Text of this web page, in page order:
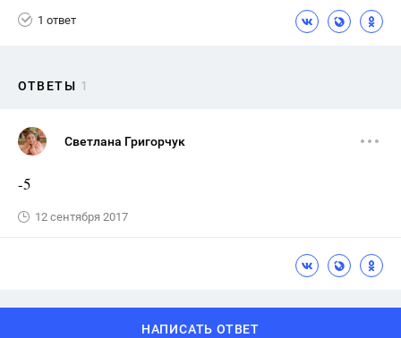
1 ответ
ОТВЕТЫ 1
Светлана Григорчук
-5
12 сентября 2017
НАПИСАТЬ ОТВЕТ